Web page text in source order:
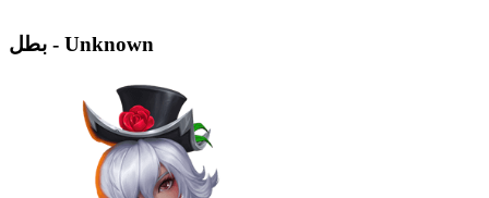
بطل - Unknown